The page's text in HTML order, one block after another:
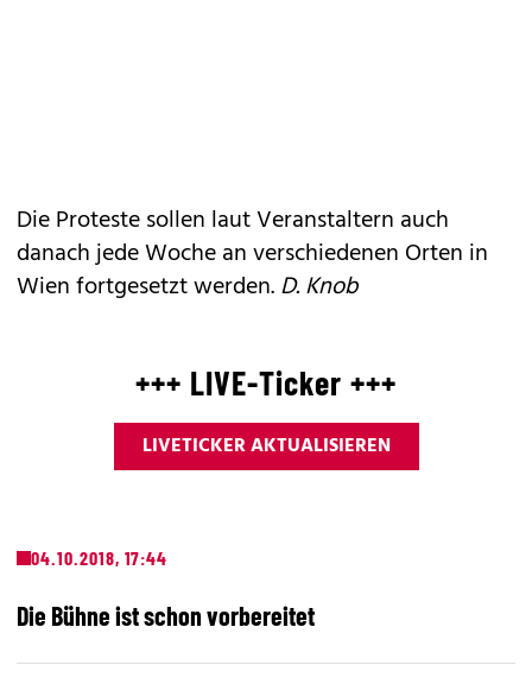
Die Proteste sollen laut Veranstaltern auch
danach jede Woche an verschiedenen Orten in
Wien fortgesetzt werden.D. Knob
+++ LIVE-Ticker +++
LIVETICKER AKTUALISIEREN
04.10.2018, 17:44
Die Bühne ist schon vorbereitet